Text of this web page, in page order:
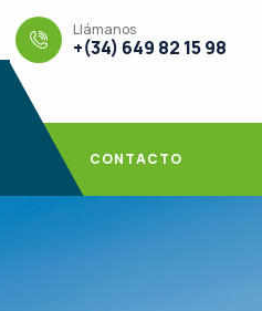
Llámanos
+(34) 649 82 15 98
CONTACTO